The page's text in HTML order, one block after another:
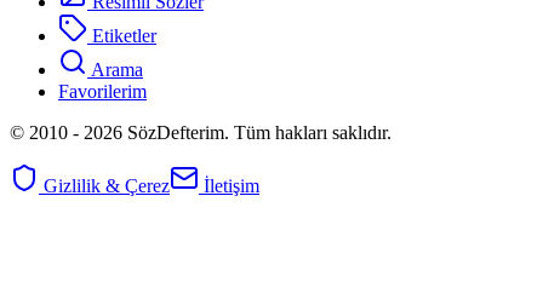
Etiketler
Arama
Favorilerim
© 2010 - 2026 SözDefterim. Tüm hakları saklıdır.
Gizlilik & Çerez İletişim